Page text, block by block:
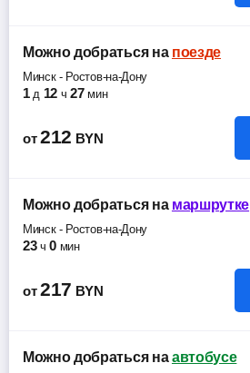
Можно добратьсяна поезде
Минск- Ростов-на-Дону
1 д 12 ч 27 мин
от 212 BYN
Можно добратьсяна маршрутке
Минск- Ростов-на-Дону
23 ч 0 мин
от 217 BYN
Можно добратьсяна автобусе